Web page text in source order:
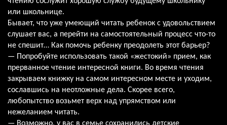
или школьнице.
Бывает, что уже умеющий читать ребенок с удовольствием
слушает вас, а перейти на самостоятельный процесс что-то
не спешит… Как помочь ребенку преодолеть этот барьер?
— Попробуйте использовать такой «жестокий» прием, как
прерванное чтение интересной книги. Во время чтения
закрываем книжку на самом интересном месте и уходим,
сославшись на неотложные дела. Скорее всего,
любопытство возьмет верх над упрямством или
нежеланием читать.